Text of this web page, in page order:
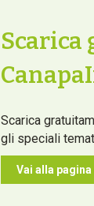
Scarica
gli speciali
Vai alla